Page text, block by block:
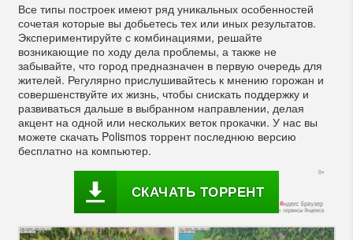
Все типы построек имеют ряд уникальных особенностей
сочетая которые вы добьетесь тех или иных результатов.
Экспериментируйте с комбинациями, решайте
возникающие по ходу дела проблемы, а также не
забывайте, что город предназначен в первую очередь для
жителей. Регулярно прислушивайтесь к мнению горожан и
совершенствуйте их жизнь, чтобы снискать поддержку и
развиваться дальше в выбранном направлении, делая
акцент на одной или нескольких веток прокачки. У нас вы
можете скачать Polismos торрент последнюю версию
бесплатно на компьютер.
СКАЧАТЬ ТОРРЕНТ